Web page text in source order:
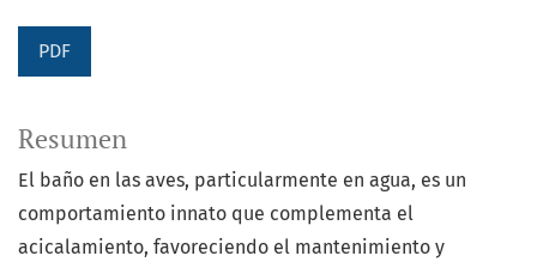
PDF
Resumen
El baño en las aves, particularmente en agua, es un
comportamiento innato que complementa el
acicalamiento, favoreciendo el mantenimiento y